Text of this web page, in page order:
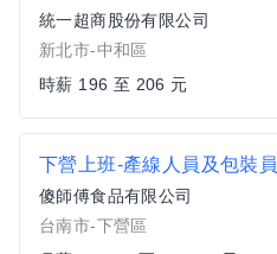
統一超商股份有限公司
新北市-中和區
時薪 196 至 206 元
下營上班-產線人員及包裝員
傻師傅食品有限公司
台南市-下營區